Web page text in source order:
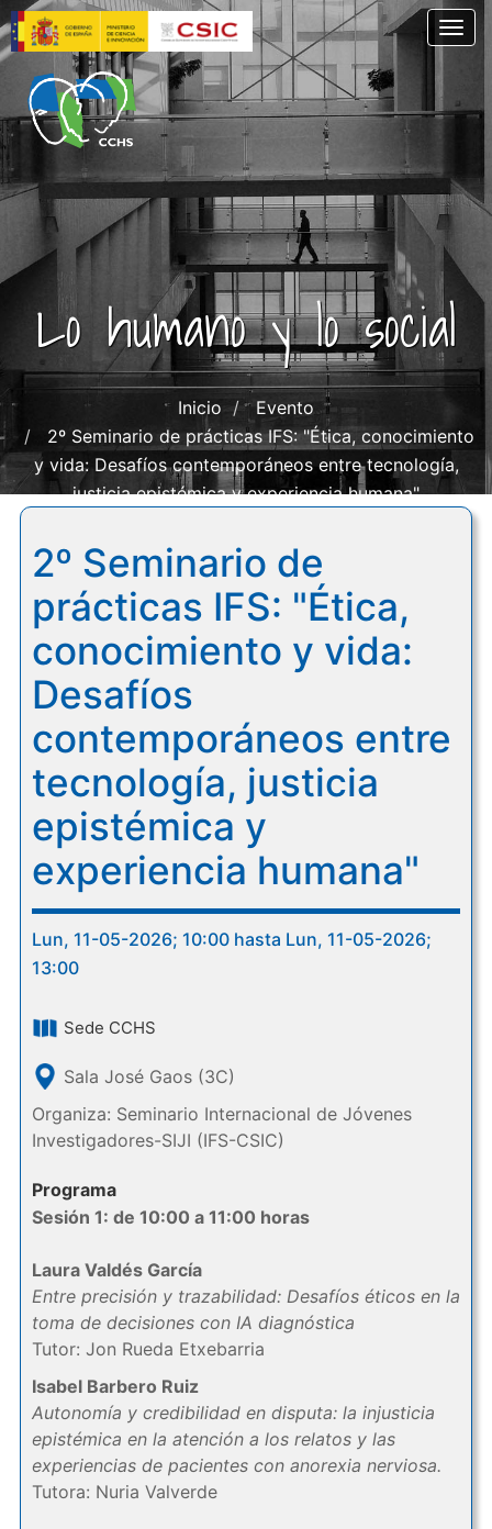
Pasar
al
contenido
principal
Lo humano y lo social
Inicio
Evento
2º Seminario de prácticas IFS: "Ética, conocimiento
y vida: Desafíos contemporáneos entre tecnología,
justicia epistémica y experiencia humana"
2º Seminario de
prácticas IFS: "Ética,
conocimiento y vida:
Desafíos
contemporáneos entre
tecnología, justicia
epistémica y
experiencia humana"
Lun, 11-05-2026; 10:00 hasta Lun, 11-05-2026;
13:00
Sede CCHS
Sala José Gaos (3C)
Organiza: Seminario Internacional de Jóvenes
Investigadores-SIJI (IFS-CSIC)
Programa
Sesión 1: de 10:00 a 11:00 horas
Laura Valdés García
Entre precisión y trazabilidad: Desafíos éticos en la
toma de decisiones con IA diagnóstica
Tutor: Jon Rueda Etxebarria
Isabel Barbero Ruiz
Autonomía y credibilidad en disputa: la injusticia
epistémica en la atención a los relatos y las
experiencias de pacientes con anorexia nerviosa.
Tutora: Nuria Valverde